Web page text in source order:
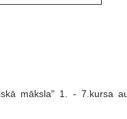
māksla" 1. - 7.kursa